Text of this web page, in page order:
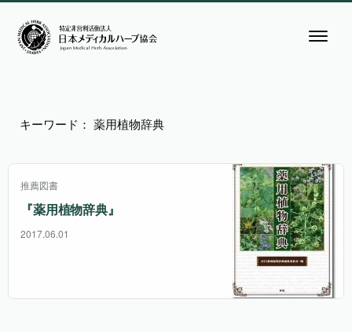
キーワード： 薬用植物辞典
推薦図書
『薬用植物辞典』
2017.06.01